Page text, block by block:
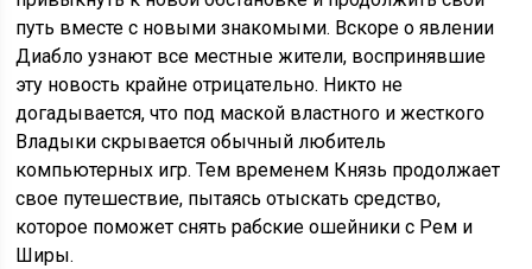
путь вместе с новыми знакомыми. Вскоре о явлении
Диабло узнают все местные жители, воспринявшие
эту новость крайне отрицательно. Никто не
догадывается, что под маской властного и жесткого
Владыки скрывается обычный любитель
компьютерных игр. Тем временем Князь продолжает
свое путешествие, пытаясь отыскать средство,
которое поможет снять рабские ошейники с Рем и
Ширы.